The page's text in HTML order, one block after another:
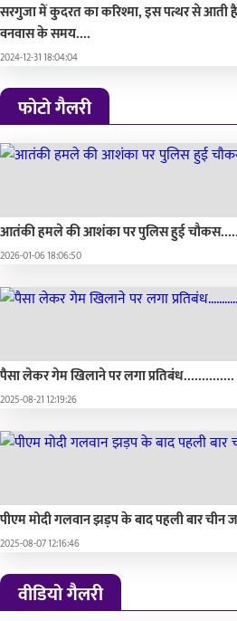
सरगुजा में कुदरत का करिश्मा, इस पत्थर से
वनवास के समय....
2024-12-31 18:04:04
फोटो गैलरी
आतंकी हमले की आशंका पर पुलिस हुई
2026-01-06 18:06:50
पैसा लेकर गेम खिलाने पर लगा प्रतिबंध..............
2025-08-21 12:19:26
पीएम मोदी गलवान झड़प के बाद पहली बार चीन
2025-08-07 12:16:46
वीडियो गैलरी